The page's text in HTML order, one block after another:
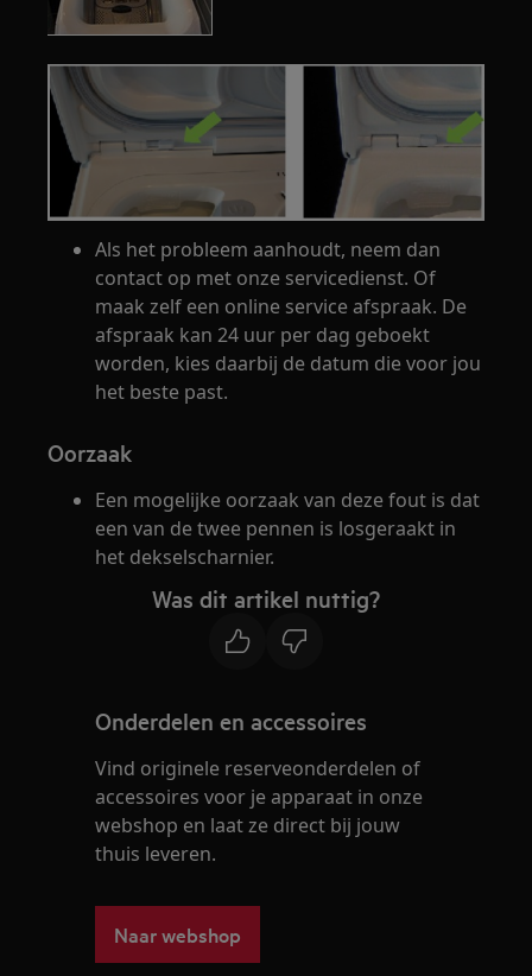
Als het probleem aanhoudt, neem dan
contact op met onze servicedienst. Of
maak zelf een online service afspraak. De
afspraak kan 24 uur per dag geboekt
worden, kies daarbij de datum die voor jou
het beste past.
Oorzaak
Een mogelijke oorzaak van deze fout is dat
een van de twee pennen is losgeraakt in
het dekselscharnier.
Was dit artikel nuttig?
Onderdelen en accessoires
Vind originele reserveonderdelen of
accessoires voor je apparaat in onze
webshop en laat ze direct bij jouw
thuis leveren.
Naar webshop